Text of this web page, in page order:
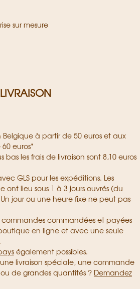
sur mesure
LIVRAISON
Belgique à partir de 50 euros et aux
euros*
bas les frais de livraison sont 8,10 euros
GLS pour les expéditions. Les
ont lieu sous 1 à 3 jours ouvrés (du
jour ou une heure fixe ne peut pas
commandées et payées
en ligne et avec une seule
également possibles.
livraison spéciale, une commande
ou de grandes quantités ? Demandez